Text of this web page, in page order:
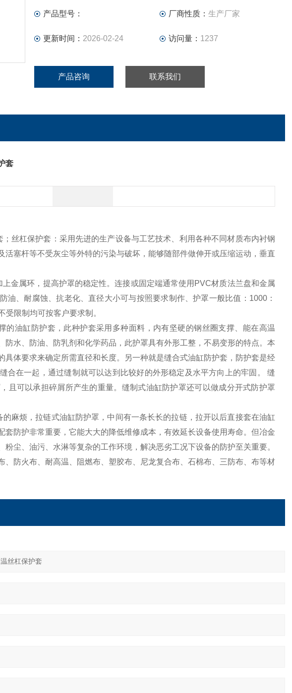
产品型号： 厂商性质： 生产厂家
更新时间： 2026-02-24 访问量： 1237
产品咨询 联系我们
套
丝杠保护套 ：采用先进的生产设备与工艺技术、利用各种不同材质布内衬钢
活塞杆等不受灰尘等外特的污染与破坏，能够随部件做伸开或压缩运动，垂直
金属环，提高护罩的稳定性。连接或固定端通常使用PVC材质法兰盘和金属
油、耐腐蚀、抗老化、直径大小可与按照要求制作、护罩一般比值：1000：
限制均可按客户要求制。
的油缸防护套，此种护套采用多种面料，内有坚硬的钢丝圈支撑、能在高温
水、防油、防乳剂和化学药品，此护罩具有外形工整，不易变形的特点。本
具体要求来确定所需直径和长度。另一种就是缝合式油缸防护套，防护套是经
合在一起，通过缝制就可以达到比较好的外形稳定及水平方向上的牢固。 缝
且可以承担碎屑所产生的重量。缝制式油缸防护罩还可以做成分开式防护罩
麻烦，拉链式油缸防护罩，中间有一条长长的拉链，拉开以后直接套在油缸
套防护非常重要，它能大大的降低维修成本，有效延长设备使用寿命。但冶金
尘、油污、水淋等复杂的工作环境，解决恶劣工况下设备的防护至关重要。
防火布、耐高温、阻燃布、塑胶布、尼龙复合布、石棉布、三防布、布等材